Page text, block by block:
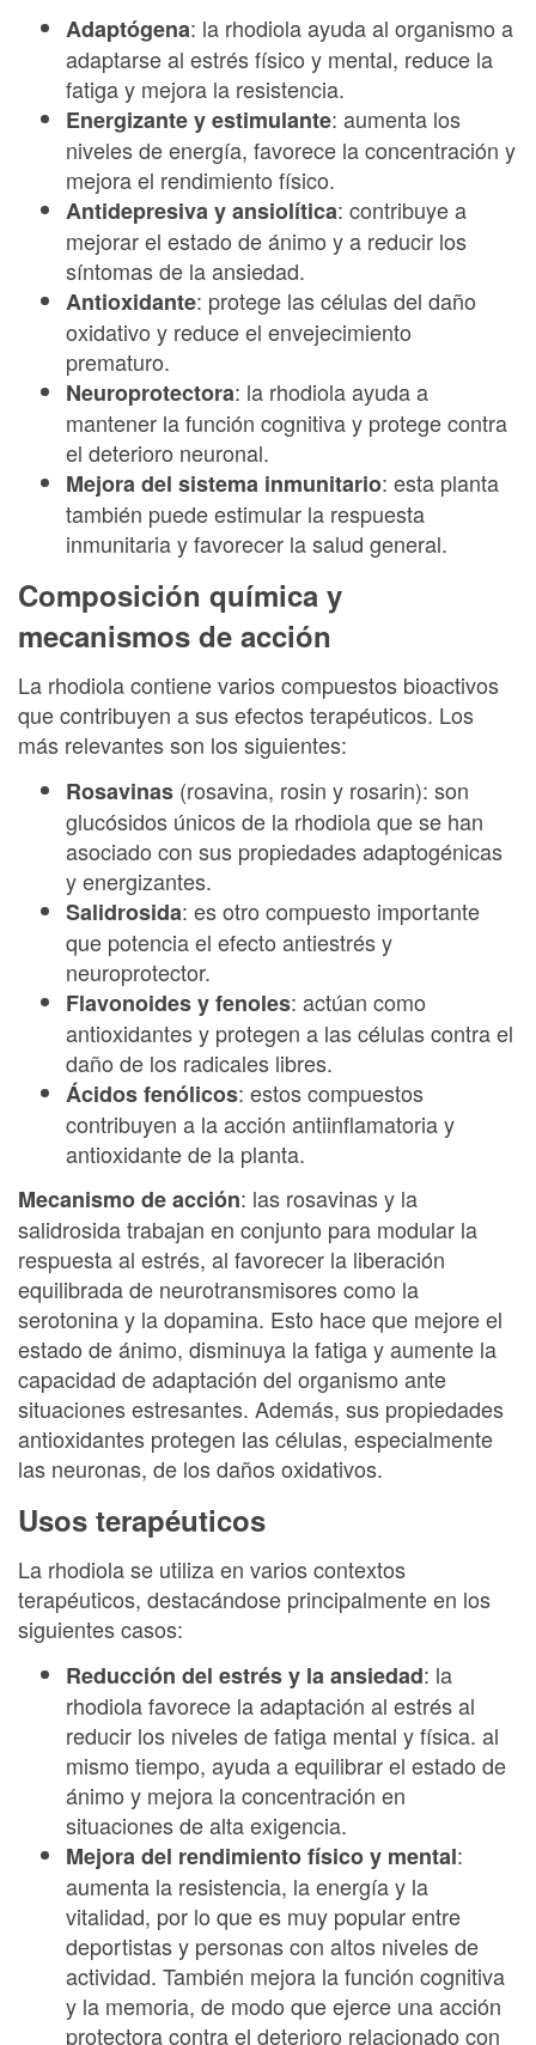
Adaptógena: la rhodiola ayuda al organismo a
adaptarse al estrés físico y mental, reduce la
fatiga y mejora la resistencia.
Energizante y estimulante: aumenta los
niveles de energía, favorece la concentración y
mejora el rendimiento físico.
Antidepresiva y ansiolítica: contribuye a
mejorar el estado de ánimo y a reducir los
síntomas de la ansiedad.
Antioxidante: protege las células del daño
oxidativo y reduce el envejecimiento
prematuro.
Neuroprotectora: la rhodiola ayuda a
mantener la función cognitiva y protege contra
el deterioro neuronal.
Mejora del sistema inmunitario: esta planta
también puede estimular la respuesta
inmunitaria y favorecer la salud general.
Composición química y
mecanismos de acción
La rhodiola contiene varios compuestos bioactivos
que contribuyen a sus efectos terapéuticos. Los
más relevantes son los siguientes:
Rosavinas (rosavina, rosin y rosarin): son
glucósidos únicos de la rhodiola que se han
asociado con sus propiedades adaptogénicas
y energizantes.
Salidrosida: es otro compuesto importante
que potencia el efecto antiestrés y
neuroprotector.
Flavonoides y fenoles: actúan como
antioxidantes y protegen a las células contra el
daño de los radicales libres.
Ácidos fenólicos: estos compuestos
contribuyen a la acción antiinflamatoria y
antioxidante de la planta.
Mecanismo de acción: las rosavinas y la
salidrosida trabajan en conjunto para modular la
respuesta al estrés, al favorecer la liberación
equilibrada de neurotransmisores como la
serotonina y la dopamina. Esto hace que mejore el
estado de ánimo, disminuya la fatiga y aumente la
capacidad de adaptación del organismo ante
situaciones estresantes. Además, sus propiedades
antioxidantes protegen las células, especialmente
las neuronas, de los daños oxidativos.
Usos terapéuticos
La rhodiola se utiliza en varios contextos
terapéuticos, destacándose principalmente en los
siguientes casos:
Reducción del estrés y la ansiedad: la
rhodiola favorece la adaptación al estrés al
reducir los niveles de fatiga mental y física. al
mismo tiempo, ayuda a equilibrar el estado de
ánimo y mejora la concentración en
situaciones de alta exigencia.
Mejora del rendimiento físico y mental:
aumenta la resistencia, la energía y la
vitalidad, por lo que es muy popular entre
deportistas y personas con altos niveles de
actividad. También mejora la función cognitiva
y la memoria, de modo que ejerce una acción
protectora contra el deterioro relacionado con